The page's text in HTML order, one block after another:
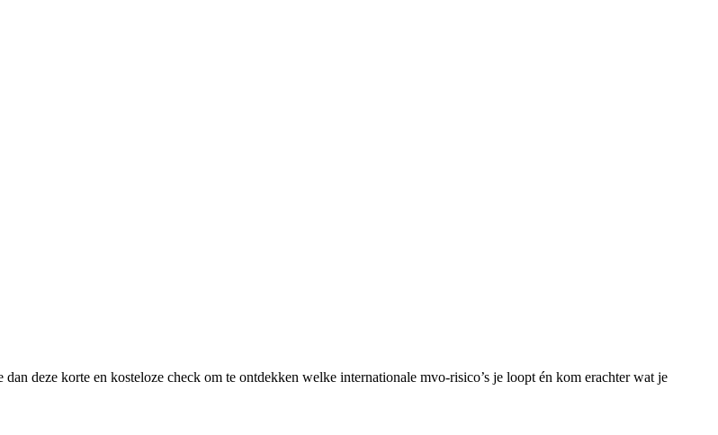
deze korte en kosteloze check om te ontdekken welke internationale mvo-risico’s je loopt én kom erachter wat je